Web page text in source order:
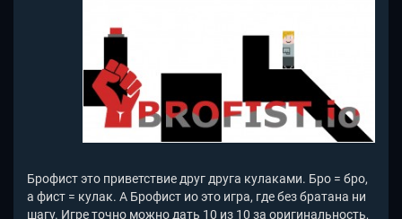
Брофист это приветствие друг друга кулаками. Бро = бро,
а фист = кулак. А Брофист ио это игра, где без братана ни
шагу. Игре точно можно дать 10 из 10 за оригинальность,